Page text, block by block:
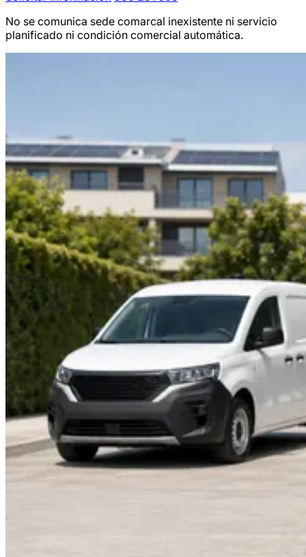
No se comunica sede comarcal inexistente ni servicio
planificado ni condición comercial automática.